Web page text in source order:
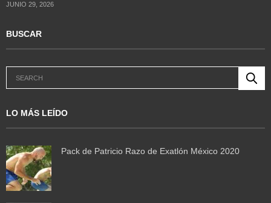
JUNIO 29, 2026
BUSCAR
LO MÁS LEÍDO
Pack de Patricio Razo de Exatlón México 2020